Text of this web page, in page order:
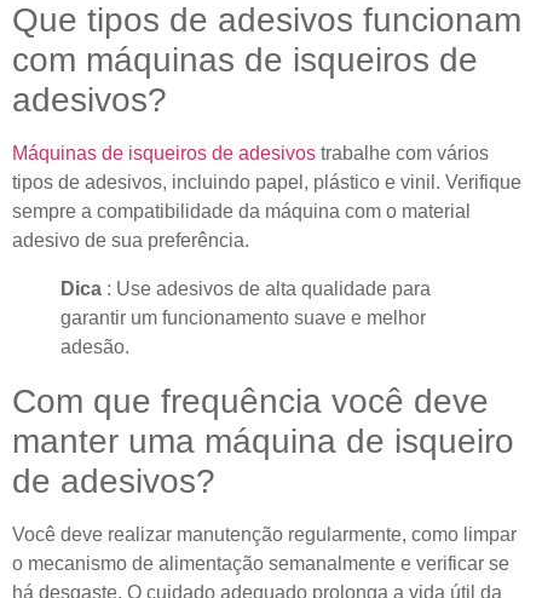
Que tipos de adesivos funcionam
com máquinas de isqueiros de
adesivos?
Máquinas de isqueiros de adesivos trabalhe com vários
tipos de adesivos, incluindo papel, plástico e vinil. Verifique
sempre a compatibilidade da máquina com o material
adesivo de sua preferência.
Dica : Use adesivos de alta qualidade para
garantir um funcionamento suave e melhor
adesão.
Com que frequência você deve
manter uma máquina de isqueiro
de adesivos?
Você deve realizar manutenção regularmente, como limpar
o mecanismo de alimentação semanalmente e verificar se
há desgaste. O cuidado adequado prolonga a vida útil da